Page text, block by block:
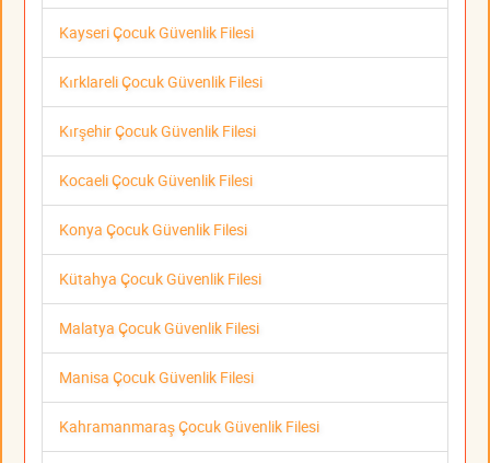
Kayseri Çocuk Güvenlik Filesi
Kırklareli Çocuk Güvenlik Filesi
Kırşehir Çocuk Güvenlik Filesi
Kocaeli Çocuk Güvenlik Filesi
Konya Çocuk Güvenlik Filesi
Kütahya Çocuk Güvenlik Filesi
Malatya Çocuk Güvenlik Filesi
Manisa Çocuk Güvenlik Filesi
Kahramanmaraş Çocuk Güvenlik Filesi